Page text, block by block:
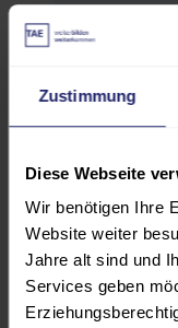
Zustimmung
Diese Webseite
Wir benötigen Ihre
Website weiter
Jahre alt sind und
Services geben
eigenen
die
können